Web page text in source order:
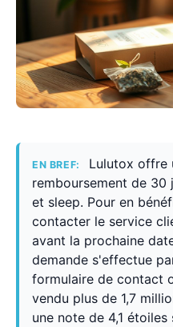
EN BREF:
Lulutox offre
remboursement de 30
et sleep. Pour en
contacter le service
avant la prochaine
demande s'effectue
formulaire de contact
vendu plus de 1,7
une note de 4,1